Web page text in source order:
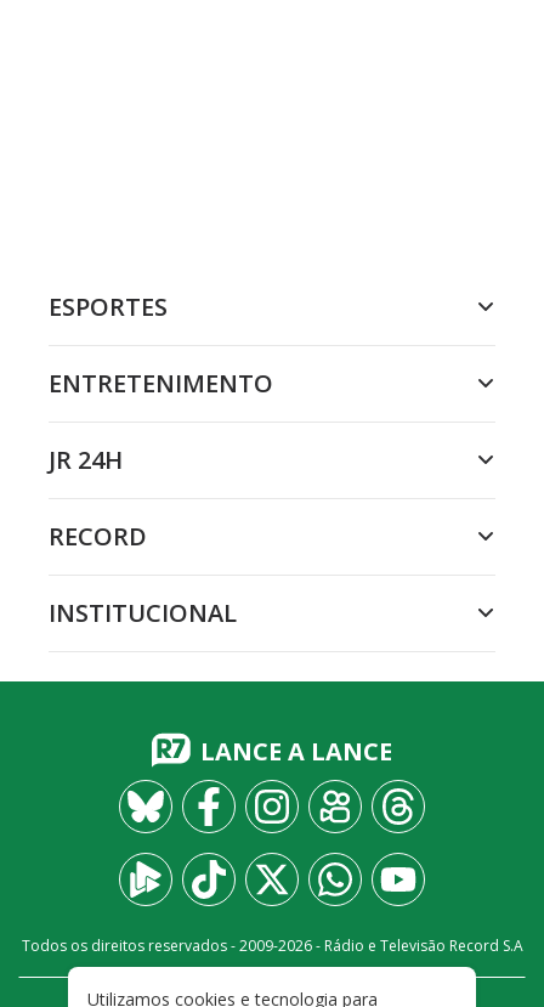
ESPORTES
ENTRETENIMENTO
JR 24H
RECORD
INSTITUCIONAL
LANCE A LANCE
Todos os direitos reservados - 2009-2026- Rádio e Televisão Record S.A
Utilizamos cookies e tecnologia para